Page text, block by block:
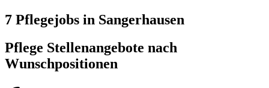
7 Pflegejobs in Sangerhausen
Pflege Stellenangebote nach
Wunschpositionen